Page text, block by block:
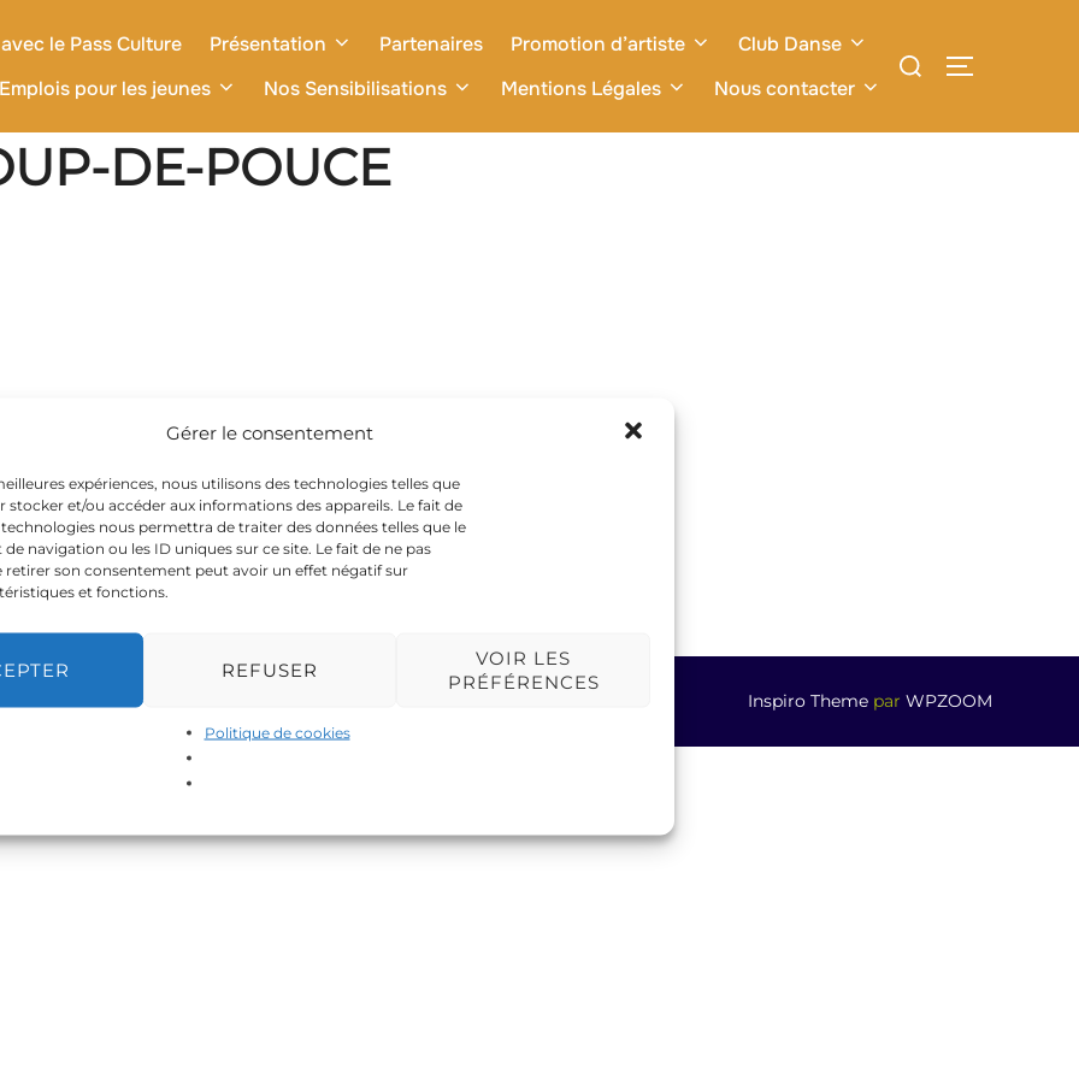
Gérer le consentement
expériences, nous utilisons des technologies telles que
stocker et/ou accéder aux informations des appareils. Le fait de
nous permettra de traiter des données telles que le
navigation ou les ID uniques sur ce site. Le fait de ne pas
retirer son consentement peut avoir un effet négatif sur
et fonctions.
REFUSER
VOIR LES
PRÉFÉRENCES
Politique de cookies
le Pass Culture Présentation Partenaires Promotion d’artiste
Club Danse
pour les jeunes
Nos Sensibilisations Mentions Légales Nous contacter
DE-POUCE
Inspiro Theme par WPZOOM